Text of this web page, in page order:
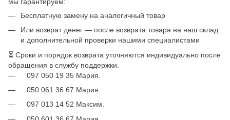
Бесплатную замену на аналогичный товар
Или возврат денег — после возврата товара на наш склад
и дополнительной проверки нашими специалистами
⏳ Сроки и порядок возврата уточняются индивидуально после
обращения в службу поддержки.
097 050 19 35 Мария.
050 061 36 67 Мария.
097 013 14 52 Максим.